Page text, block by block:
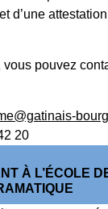
d’une
pouvez
20
À L’ÉCOLE